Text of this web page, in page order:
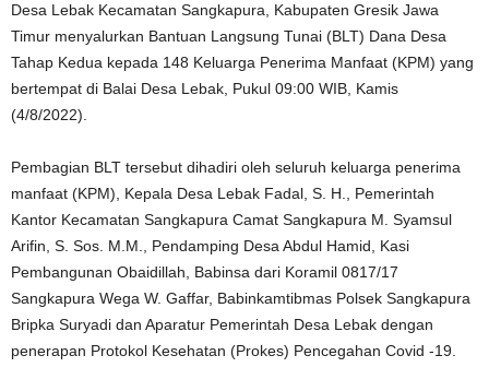
Desa Lebak Kecamatan Sangkapura, Kabupaten Gresik Jawa
Timur menyalurkan Bantuan Langsung Tunai (BLT) Dana Desa
Tahap Kedua kepada 148 Keluarga Penerima Manfaat (KPM) yang
bertempat di Balai Desa Lebak, Pukul 09:00 WIB, Kamis
(4/8/2022).
Pembagian BLT tersebut dihadiri oleh seluruh keluarga penerima
manfaat (KPM), Kepala Desa Lebak Fadal, S. H., Pemerintah
Kantor Kecamatan Sangkapura Camat Sangkapura M. Syamsul
Arifin, S. Sos. M.M., Pendamping Desa Abdul Hamid, Kasi
Pembangunan Obaidillah, Babinsa dari Koramil 0817/17
Sangkapura Wega W. Gaffar, Babinkamtibmas Polsek Sangkapura
Bripka Suryadi dan Aparatur Pemerintah Desa Lebak dengan
penerapan Protokol Kesehatan (Prokes) Pencegahan Covid -19.